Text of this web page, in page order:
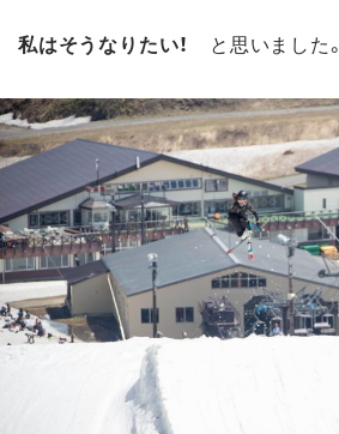
私はそうなりたい！ と思いました。